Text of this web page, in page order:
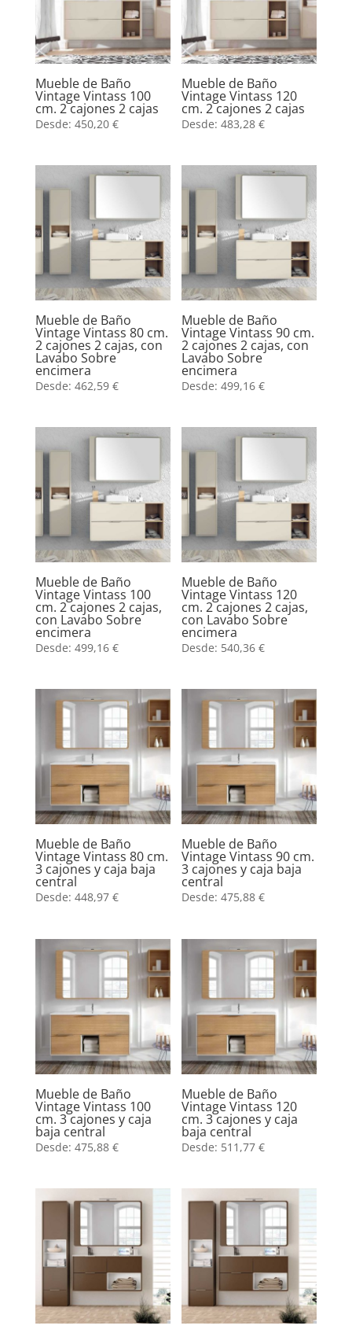
Mueble de Baño
Vintage Vintass 100
cm. 2 cajones 2 cajas
Desde: 450,20 €
Mueble de Baño
Vintage Vintass 120
cm. 2 cajones 2 cajas
Desde:483,28€
Mueble de Baño
Vintage Vintass 80 cm.
2 cajones 2 cajas, con
Lavabo Sobre
encimera
Desde: 462,59 €
Mueble de Baño
Vintage Vintass 90 cm.
2 cajones 2 cajas, con
Lavabo Sobre
encimera
Desde:499,16€
Mueble de Baño
Vintage Vintass 100
cm. 2 cajones 2 cajas,
con Lavabo Sobre
encimera
Desde: 499,16 €
Mueble de Baño
Vintage Vintass 120
cm. 2 cajones 2 cajas,
con Lavabo Sobre
encimera
Desde: 540,36€
Mueble de Baño
Vintage Vintass 80 cm.
3 cajones y caja baja
central
Desde: 448,97 €
Mueble de Baño
Vintage Vintass 90 cm.
3 cajones y caja baja
central
Desde:475,88€
Mueble de Baño
Vintage Vintass 100
cm. 3 cajones y caja
baja central
Desde: 475,88 €
Mueble de Baño
Vintage Vintass 120
cm. 3 cajones y caja
baja central
Desde: 511,77€